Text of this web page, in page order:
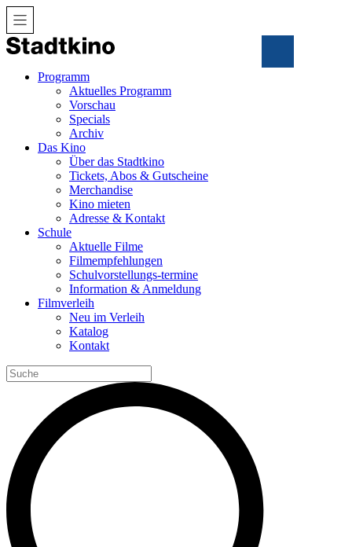
Zum
Inhalt
Programm
Aktuelles Programm
Vorschau
Specials
Archiv
Das Kino
Über das Stadtkino
Tickets, Abos & Gutscheine
Merchandise
Kino mieten
Adresse & Kontakt
Schule
Aktuelle Filme
Filmempfehlungen
Schulvorstellungs-termine
Information & Anmeldung
Filmverleih
Neu im Verleih
Katalog
Kontakt
Search
for: